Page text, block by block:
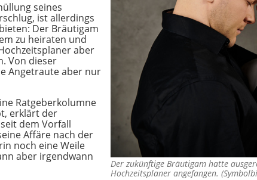
Der zukünftige Bräutigam hatte
Hochzeitsplaner angefangen.
seines
ist allerdings
Der Bräutigam
zu heiraten und
aber
Von dieser
Angetraute aber nur
Ratgeberkolumne
erklärt der
dem Vorfall
Affäre nach der
noch eine Weile
aber irgendwann